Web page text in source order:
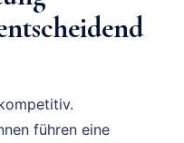
führen eine